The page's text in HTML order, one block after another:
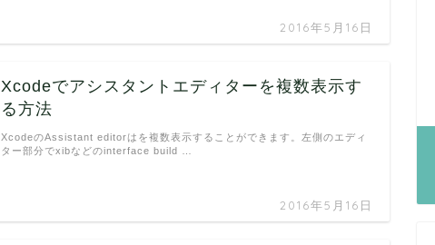
2016年5月16日
Xcodeでアシスタントエディターを複数表示す
る方法
2016年5月16日
XcodeのAssistant editorはを複数表示することができます。左側のエディ
ター部分でxibなどのinterface build …